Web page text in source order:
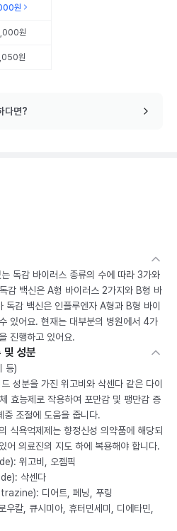
원
원
원
다면?
독감 바이러스 종류의 수에 따라 3가와
감 백신은 A형 바이러스 2가지와 B형 바
독감 백신은 인플루엔자 A형과 B형 바이
있어요. 현재는 대부분의 병원에서 4가
진행하고 있어요.
및 성분
등)
성분을 가진 위고비와 삭센다 같은 다이
효능제로 작용하여 포만감 및 팽만감 증
조절에 도움을 줍니다.
식욕억제제는 향정신성 의약품에 해당되
어 의료진의 지도 하에 복용해야 합니다.
위고비, 오젬픽
삭센다
디어트, 페닝, 푸링
칼, 큐시미아, 휴터민세미, 디에타민,